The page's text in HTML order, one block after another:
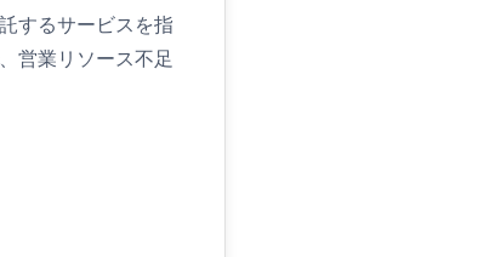
するサービスを指
営業リソース不足